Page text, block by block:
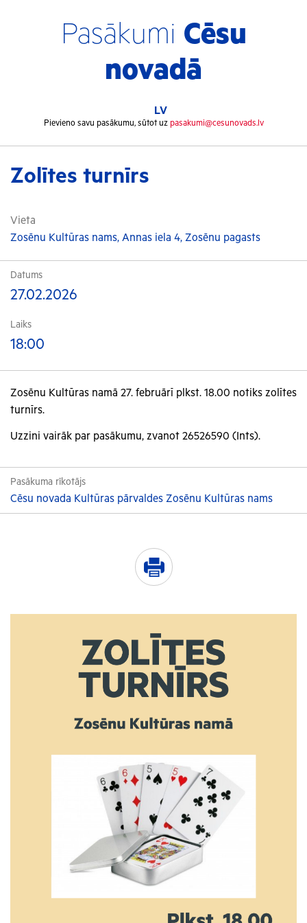
Pasākumi Cēsu
novadā
LV
Pievieno savu pasākumu, sūtot uz pasakumi@cesunovads.lv
Zolītes turnīrs
Vieta
Zosēnu Kultūras nams, Annas iela 4, Zosēnu pagasts
Datums
27.02.2026
Laiks
18:00
Zosēnu Kultūras namā 27. februārī plkst. 18.00 notiks zolītes
turnīrs.
Uzzini vairāk par pasākumu, zvanot 26526590 (Ints).
Pasākuma rīkotājs
Cēsu novada Kultūras pārvaldes Zosēnu Kultūras nams